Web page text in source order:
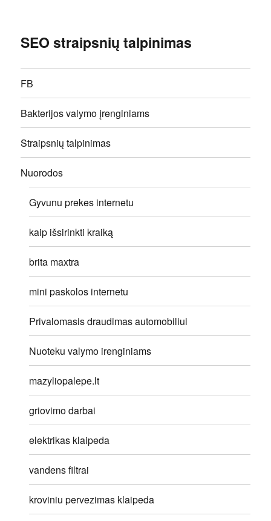
SEO straipsnių talpinimas
FB
Bakterijos valymo įrenginiams
Straipsnių talpinimas
Nuorodos
Gyvunu prekes internetu
kaip išsirinkti kraiką
brita maxtra
mini paskolos internetu
Privalomasis draudimas automobiliui
Nuoteku valymo irenginiams
mazyliopalepe.lt
griovimo darbai
elektrikas klaipeda
vandens filtrai
kroviniu pervezimas klaipeda